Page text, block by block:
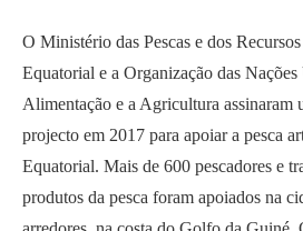
O Ministério das Pescas e dos
Equatorial e a Organização das Nações
Alimentação e a Agricultura assinaram
projecto em 2017 para apoiar a pesca
Equatorial. Mais de 600 pescadores e
produtos da pesca foram apoiados na